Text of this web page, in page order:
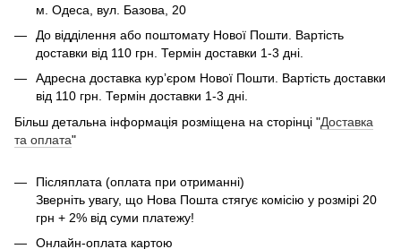
м. Одеса, вул. Базова, 20
До відділення або поштомату Нової Пошти. Вартість
доставки від 110 грн. Термін доставки 1-3 дні.
Адресна доставка курʼєром Нової Пошти. Вартість доставки
від 110 грн. Термін доставки 1-3 дні.
Більш детальна інформація розміщена на сторінці "Доставка
та оплата"
Післяплата (оплата при отриманні)
Зверніть увагу, що Нова Пошта стягує комісію у розмірі 20
грн + 2% від суми платежу!
Онлайн-оплата картою